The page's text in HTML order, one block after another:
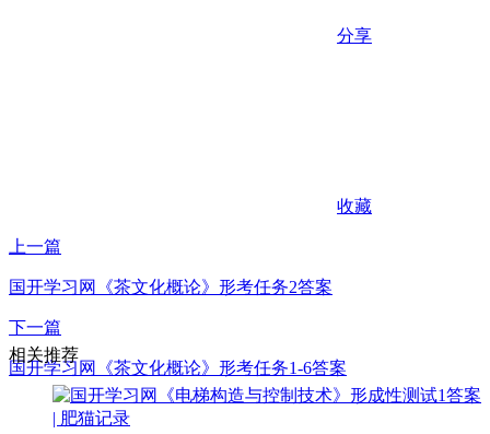
分享
收藏
上一篇
国开学习网《茶文化概论》形考任务2答案
下一篇
国开学习网《茶文化概论》形考任务1-6答案
相关推荐